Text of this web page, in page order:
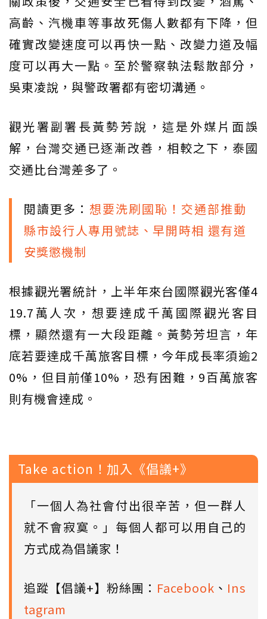
高齡、汽機車等事故死傷人數都有下降，但
確實改變速度可以再快一點、改變力道及幅
度可以再大一點。至於警察執法鬆散部分，
吳東凌說，與警政署都有密切溝通。
觀光署副署長黃勢芳說，這是外媒片面誤
解，台灣交通已逐漸改善，相較之下，泰國
交通比台灣差多了。
閱讀更多： 想要洗刷國恥！交通部推動
縣市設行人專用號誌、早開時相 還有道
安獎懲機制
根據觀光署統計，上半年來台國際觀光客僅4
19.7萬人次，想要達成千萬國際觀光客目
標，顯然還有一大段距離。黃勢芳坦言，年
底若要達成千萬旅客目標，今年成長率須逾2
0%，但目前僅10%，恐有困難，9百萬旅客
則有機會達成。
Take action！加入《倡議+》
「一個人為社會付出很辛苦，但一群人
就不會寂寞。」每個人都可以用自己的
方式成為倡議家！
追蹤【倡議+】粉絲團： Facebook 、 Ins
tagram